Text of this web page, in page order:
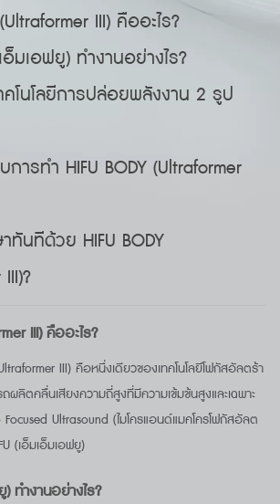
III) คืออะไร?
อ็มเอฟยู) ทำงานอย่างไร?
คโนโลยีการปล่อยพลังงาน 2 รูป
การทำ HIFU BODY (Ultraformer
ทันทีด้วย HIFU BODY
III) คืออะไร?
III) คือหนึ่งเดียวของเทคโนโลยีโฟกัสอัลตร้า
ผลิตคลื่นเสียงความถี่สูงที่มีความเข้มข้นสูงและเฉพาะ
Ultrasound (ไมโครแอนด์แมคโครโฟกัสอัลต
(เอ็มเอ็มเอฟยู)
ทำงานอย่างไร?